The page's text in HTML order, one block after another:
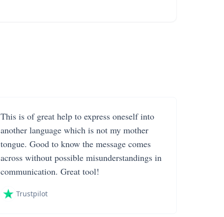
This is of great help to express oneself into
another language which is not my mother
tongue. Good to know the message comes
across without possible misunderstandings in
communication. Great tool!
Trustpilot